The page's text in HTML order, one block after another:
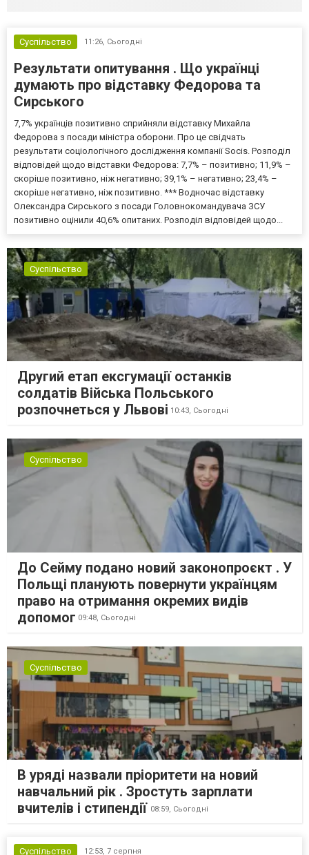
Суспільство 11:26, Сьогодні
Результати опитування . Що українці
думають про відставку Федорова та
Сирського
7,7% українців позитивно сприйняли відставку Михайла
Федорова з посади міністра оборони. Про це свідчать
результати соціологічного дослідження компанії Socis. Розподіл
відповідей щодо відставки Федорова: 7,7% – позитивно; 11,9% –
скоріше позитивно, ніж негативно; 39,1% – негативно; 23,4% –
скоріше негативно, ніж позитивно. *** Водночас відставку
Олександра Сирського з посади Головнокомандувача ЗСУ
позитивно оцінили 40,6% опитаних. Розподіл відповідей щодо...
Суспільство
Другий етап ексгумації останків
солдатів Війська Польського
розпочнеться у Львові 10:43, Сьогодні
Суспільство
До Сейму подано новий законопроєкт . У
Польщі планують повернути українцям
право на отримання окремих видів
допомог 09:48, Сьогодні
Суспільство
В уряді назвали пріоритети на новий
навчальний рік . Зростуть зарплати
вчителів і стипендії 08:59, Сьогодні
Суспільство 12:53, 7 серпня